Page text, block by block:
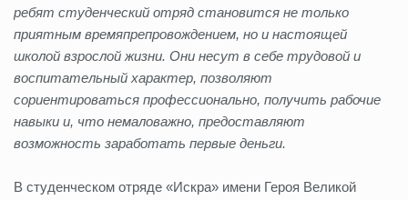
ребят студенческий отряд становится не только
приятным времяпрепровождением, но и настоящей
школой взрослой жизни. Они несут в себе трудовой и
воспитательный характер, позволяют
сориентироваться профессионально, получить рабочие
навыки и, что немаловажно, предоставляют
возможность заработать первые деньги.
В студенческом отряде «Искра» имени Героя Великой